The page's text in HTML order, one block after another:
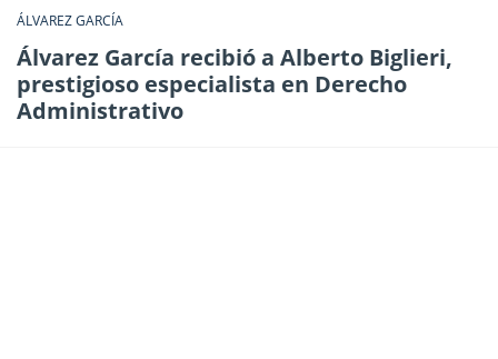
ÁLVAREZ GARCÍA
Álvarez García recibió a Alberto Biglieri,
prestigioso especialista en Derecho
Administrativo